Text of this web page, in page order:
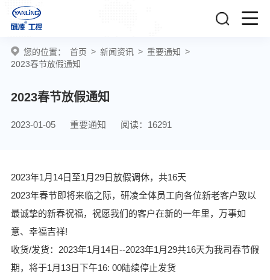
您的位置： 首页 > 新闻资讯 > 重要通知 >
2023春节放假通知
2023春节放假通知
2023-01-05 重要通知 阅读：16291
2023年1月14日至1月29日放假调休，共16天
2023年春节即将来临之际，研凌全体员工向各位新老客户致以
最诚挚的新春祝福，祝愿我们的客户在新的一年里，万事如
意、幸福吉祥!
收货/发货：2023年1月14日--2023年1月29共16天为我司春节假
期，将于1月13日下午16: 00陆续停止发货